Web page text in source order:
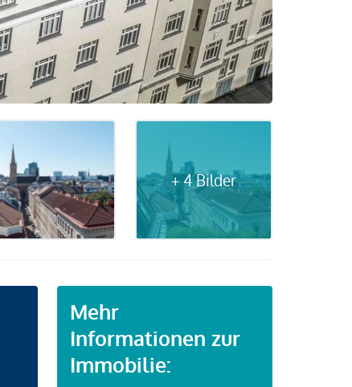
+ 4 Bilder
Mehr
Informationen zur
Immobilie: